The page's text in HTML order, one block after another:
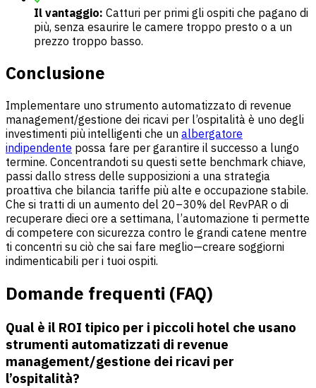
Il vantaggio: Catturi per primi gli ospiti che pagano di
più, senza esaurire le camere troppo presto o a un
prezzo troppo basso.
Conclusione
Implementare uno strumento automatizzato di revenue
management/gestione dei ricavi per l’ospitalità è uno degli
investimenti più intelligenti che un albergatore
indipendente possa fare per garantire il successo a lungo
termine. Concentrandoti su questi sette benchmark chiave,
passi dallo stress delle supposizioni a una strategia
proattiva che bilancia tariffe più alte e occupazione stabile.
Che si tratti di un aumento del 20–30% del RevPAR o di
recuperare dieci ore a settimana, l’automazione ti permette
di competere con sicurezza contro le grandi catene mentre
ti concentri su ciò che sai fare meglio—creare soggiorni
indimenticabili per i tuoi ospiti.
Domande frequenti (FAQ)
Qual è il ROI tipico per i piccoli hotel che usano
strumenti automatizzati di revenue
management/gestione dei ricavi per
l’ospitalità?